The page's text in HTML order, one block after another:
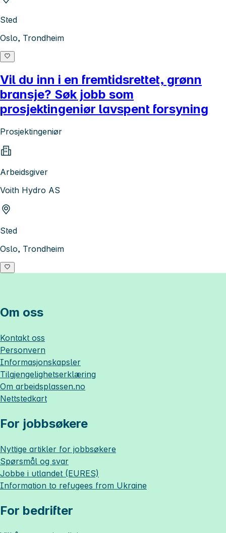
Sted
Oslo, Trondheim
Vil du inn i en fremtidsrettet, grønn
bransje? Søk jobb som
prosjektingeniør lavspent forsyning
Prosjektingeniør
Arbeidsgiver
Voith Hydro AS
Sted
Oslo, Trondheim
Om oss
Kontakt oss
Personvern
Informasjonskapsler
Tilgjengelighetserklæring
Om arbeidsplassen.no
Nettstedkart
For jobbsøkere
Nyttige artikler for jobbsøkere
Spørsmål og svar
Jobbe i utlandet (EURES)
Information to refugees from Ukraine
For bedrifter